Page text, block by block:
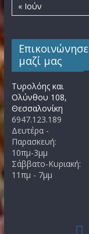
« Ιούν
Επικοινώνησε
μαζί μας
Τυρολόης και
Ολύνθου 108,
Θεσσαλονίκη
6947.123.189
Δευτέρα -
Παρασκευή:
10πμ-3μμ
Σάββατο-Κυριακή:
11πμ - 7μμ